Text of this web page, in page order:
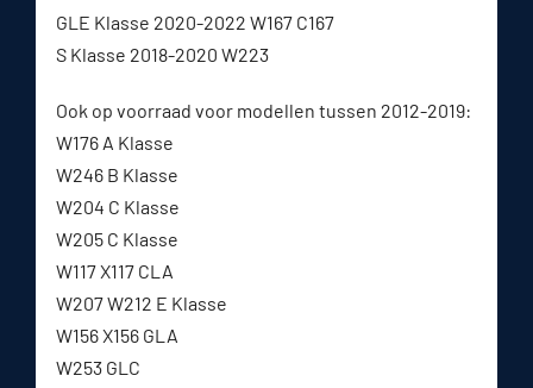
GLE Klasse 2020-2022 W167 C167
S Klasse 2018-2020 W223
Ook op voorraad voor modellen tussen 2012-2019:
W176 A Klasse
W246 B Klasse
W204 C Klasse
W205 C Klasse
W117 X117 CLA
W207 W212 E Klasse
W156 X156 GLA
W253 GLC